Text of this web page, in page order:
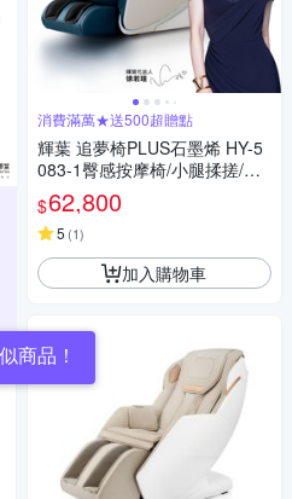
商品！
消費滿萬★送500超贈點
輝葉 追夢椅PLUS石墨烯 HY-5
083-1臀感按摩椅/小腿揉搓/零
重力/溫熱
$62,800
5 (1)
加入購物車